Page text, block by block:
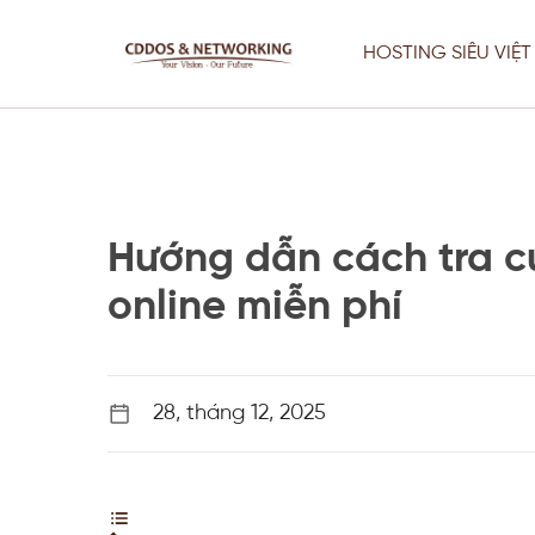
HOSTING SIÊU VIỆT
Hướng dẫn cách tra
online miễn phí
28, tháng 12, 2025Website Vẫn Chạy Khi Sửa